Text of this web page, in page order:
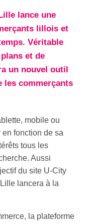
lance une
lillois et
Véritable
et de
un nouvel outil
les commerçants
mobile ou
fonction de sa
tous les
Aussi
du site U-City
lancera à la
la plateforme